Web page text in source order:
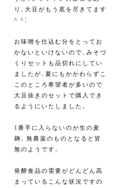
り、大豆がもう底を尽きてます
^ ^；
お味噌を仕込む分をとってお
かないといけないので、みそづ
くりセットも品切れにしてい
ましたが、夏にもかかわらずこ
このところ希望者が多いので
大豆抜きのセットで購入でき
るようにいたしました。
1番手に入らないのが生の麦
麹。無農薬のものとなると皆
無のようです。
発酵食品の需要がどんどん高
まっているこんな状況ですの